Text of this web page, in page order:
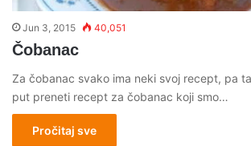
Jun 3, 2015 40,051
Čobanac
Za čobanac svako ima neki svoj recept, pa
put preneti recept za čobanac koji smo…
Pročitaj sve